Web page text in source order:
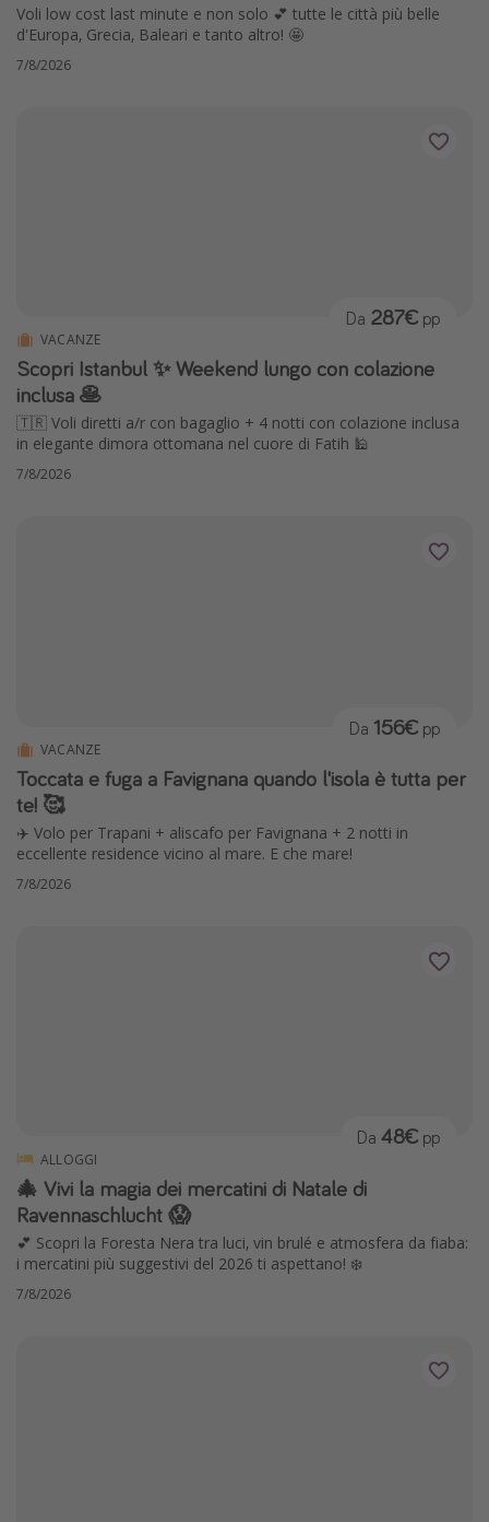
Voli low cost last minute e non solo 💕 tutte le città più belle
d'Europa, Grecia, Baleari e tanto altro! 🤩
7/8/2026
VACANZE
Scopri Istanbul ✨ Weekend lungo con colazione
inclusa 🥞
🇹🇷 Voli diretti a/r con bagaglio + 4 notti con colazione inclusa
in elegante dimora ottomana nel cuore di Fatih 🕌
Da 287€ pp
7/8/2026
VACANZE
Toccata e fuga a Favignana quando l'isola è tutta per
te! 🥰
✈️ Volo per Trapani + aliscafo per Favignana + 2 notti in
eccellente residence vicino al mare. E che mare!
Da 156€ pp
7/8/2026
ALLOGGI
🎄 Vivi la magia dei mercatini di Natale di
Ravennaschlucht 😱
💕 Scopri la Foresta Nera tra luci, vin brulé e atmosfera da fiaba:
i mercatini più suggestivi del 2026 ti aspettano! ❄️
Da 48€ pp
7/8/2026